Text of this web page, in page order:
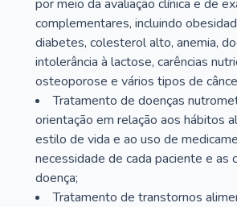
por meio da avaliação clínica e de
complementares, incluindo
diabetes, colesterol alto, anemia,
intolerância à lactose, carências
osteoporose e vários tipos de
Tratamento de doenças
orientação em relação aos hábitos
estilo de vida e ao uso de
necessidade de cada paciente e as
doença;
Tratamento de transtornos